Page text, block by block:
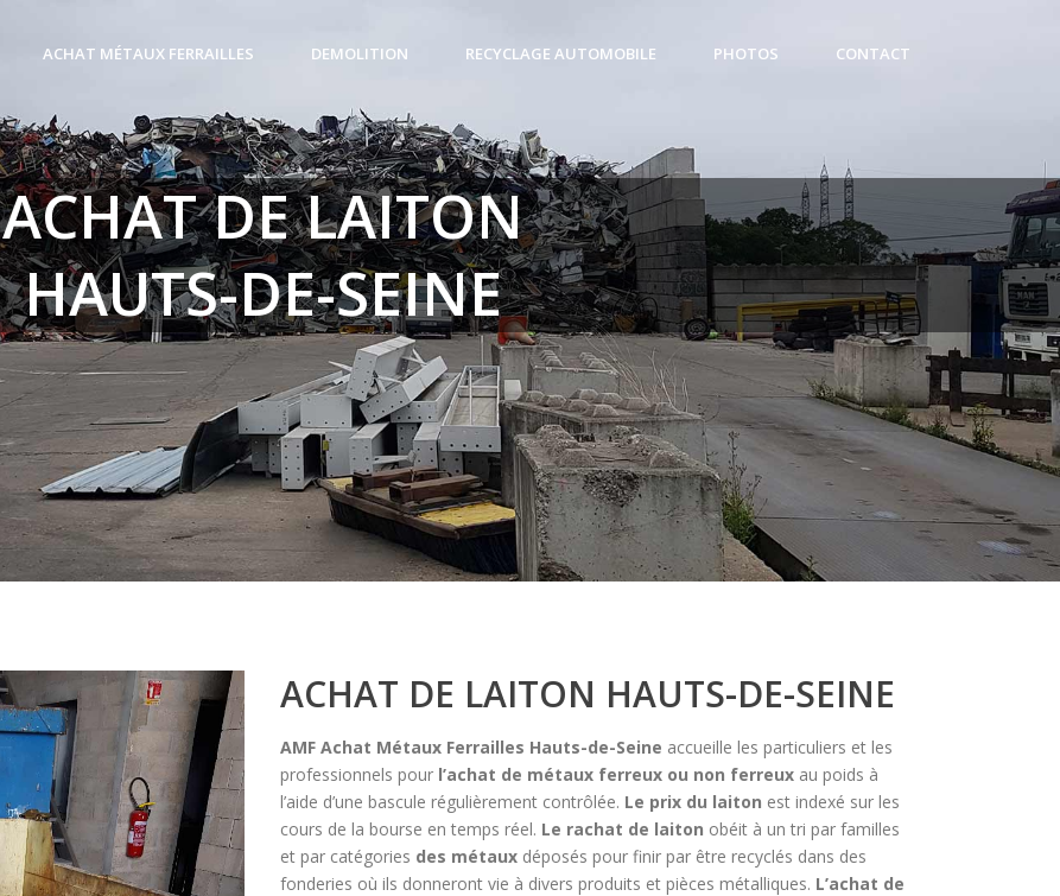
ACHAT MÉTAUX FERRAILLES DEMOLITION RECYCLAGE AUTOMOBILE PHOTOS CONTACT
ACHAT DE LAITON
HAUTS-DE-SEINE
ACHAT DE LAITON HAUTS-DE-SEINE
AMF Achat Métaux Ferrailles Hauts-de-Seine accueille les particuliers et les
professionnels pour l’achat de métaux ferreux ou non ferreux au poids à
l’aide d’une bascule régulièrement contrôlée. Le prix du laiton est indexé sur les
cours de la bourse en temps réel. Le rachat de laiton obéit à un tri par familles
et par catégories des métaux déposés pour finir par être recyclés dans des
fonderies où ils donneront vie à divers produits et pièces métalliques. L’achat de